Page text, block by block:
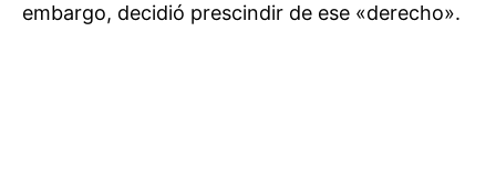
embargo, decidió prescindir de ese «derecho».